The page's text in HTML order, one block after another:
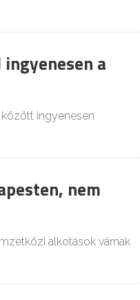
a
között ingyenesen
nem
alkotások várnak